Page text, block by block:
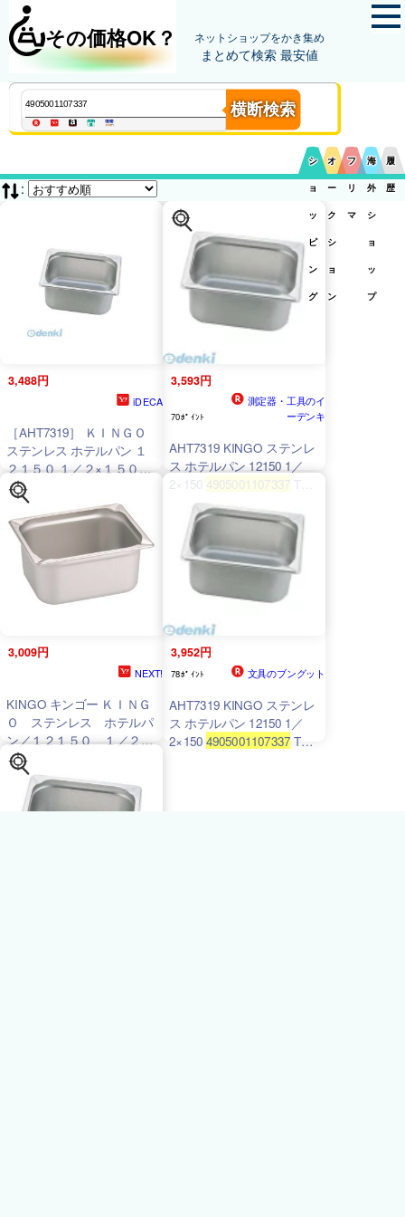
その価格OK？ ネットショップをかき集め
まとめて検索 最安値
横断検索
シ
ョ
ッ
ピ
ン
グ
オ
ー
ク
シ
ョ
ン
フ
リ
マ
海
外
シ
ョ
ッ
プ
履
歴
:
3,488円
iDECA
［AHT7319］ ＫＩＮＧＯ
ステンレス ホテルパン １
２１５０ １／２×１５０
4905001107337
3,593円
70ﾎﾟｲﾝﾄ
測定器・工具のイ
ーデンキ
AHT7319 KINGO ステンレ
ス ホテルパン 12150 1／
2×150 4905001107337 TKG
KINGOステンレスホテルパ
3,009円
NEXT!
KINGO キンゴー ＫＩＮＧ
Ｏ ステンレス ホテルパ
ン／１２１５０ １／２×
１５０mm
3,952円
78ﾎﾟｲﾝﾄ 文具のブングット
AHT7319 KINGO ステンレ
ス ホテルパン 12150 1／
2×150 4905001107337 TKG